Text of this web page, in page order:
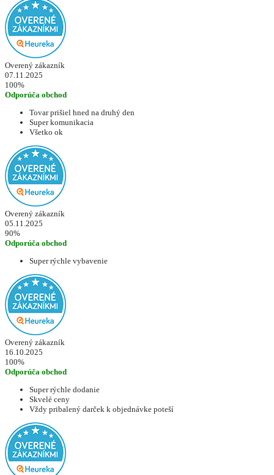
Overený zákazník
07.11.2025
100%
Odporúča obchod
Tovar prišiel hned na druhý den
Super komunikacia
Všetko ok
Overený zákazník
05.11.2025
90%
Odporúča obchod
Super rýchle vybavenie
Overený zákazník
16.10.2025
100%
Odporúča obchod
Super rýchle dodanie
Skvelé ceny
Vždy pribalený darček k objednávke poteší